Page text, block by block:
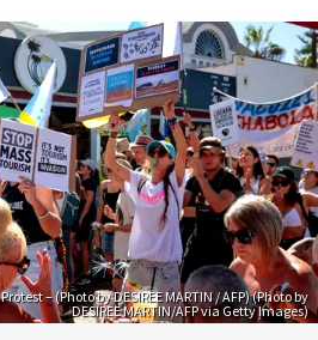
Protest – (Photo by DESIREE MARTIN / AFP) (Photo by
DESIREE MARTIN/AFP via Getty Images)